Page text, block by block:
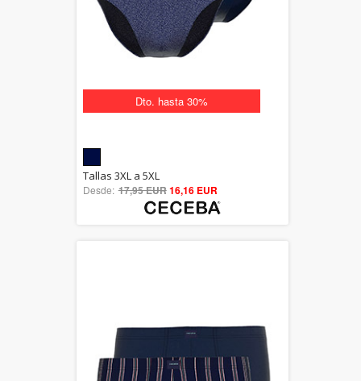
Dto. hasta 30%
5.00
out of 5
Tallas 3XL a 5XL
Desde: 17,95 EUR16,16 EUR